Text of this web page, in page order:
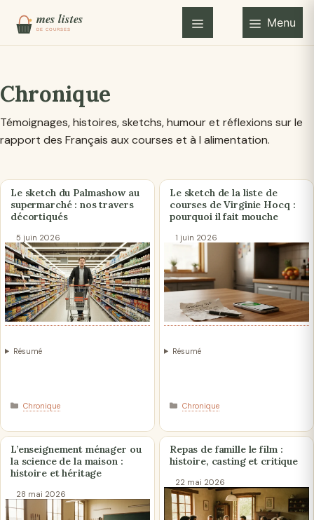
contenu
Menu Menu
Chronique
Témoignages, histoires, sketchs, humour et réflexions sur le
rapport des Français aux courses et à l alimentation.
Le sketch du Palmashow au
supermarché : nos travers
décortiqués
5 juin 2026
Résumé
Catégories
Chronique
Le sketch de la liste de
courses de Virginie Hocq :
pourquoi il fait mouche
1 juin 2026
Résumé
Catégories
Chronique
L’enseignement ménager ou
la science de la maison :
histoire et héritage
28 mai 2026
Repas de famille le film :
histoire, casting et critique
22 mai 2026